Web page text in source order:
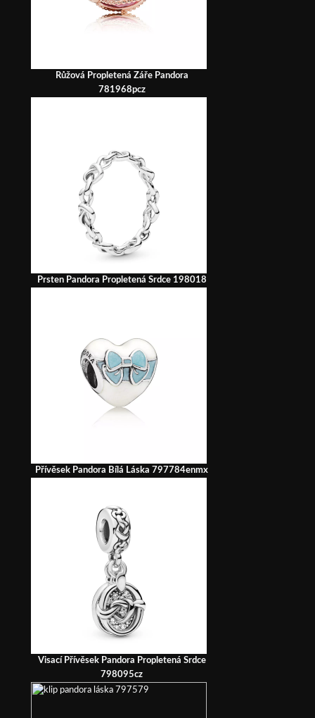
Růžová Propletená Záře Pandora
781968pcz
Prsten Pandora Propletená Srdce 198018
Přívěsek Pandora Bílá Láska 797784enmx
Visací Přívěsek Pandora Propletená Srdce
798095cz